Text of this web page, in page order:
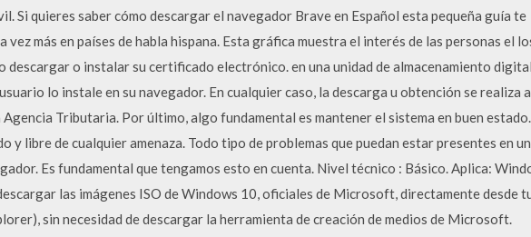
Si quieres saber cómo descargar el navegador Brave en Español esta pequeña guía te
vez más en países de habla hispana. Esta gráfica muestra el interés de las personas el
descargar o instalar su certificado electrónico. en una unidad de almacenamiento digital
lo instale en su navegador. En cualquier caso, la descarga u obtención se realiza a
Tributaria. Por último, algo fundamental es mantener el sistema en buen
y libre de cualquier amenaza. Todo tipo de problemas que puedan estar presentes en un
Es fundamental que tengamos esto en cuenta. Nivel técnico : Básico. Aplica:
las imágenes ISO de Windows 10, oficiales de Microsoft, directamente desde
sin necesidad de descargar la herramienta de creación de medios de Microsoft.